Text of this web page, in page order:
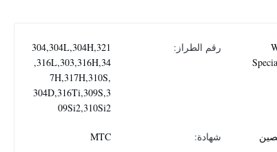
رقم الطراز:
304,304L,304H,321
,316L,303,316H,34
7H,317H,310S,
304D,316Ti,309S,3
09Si2,310Si2
شهادة: MTC